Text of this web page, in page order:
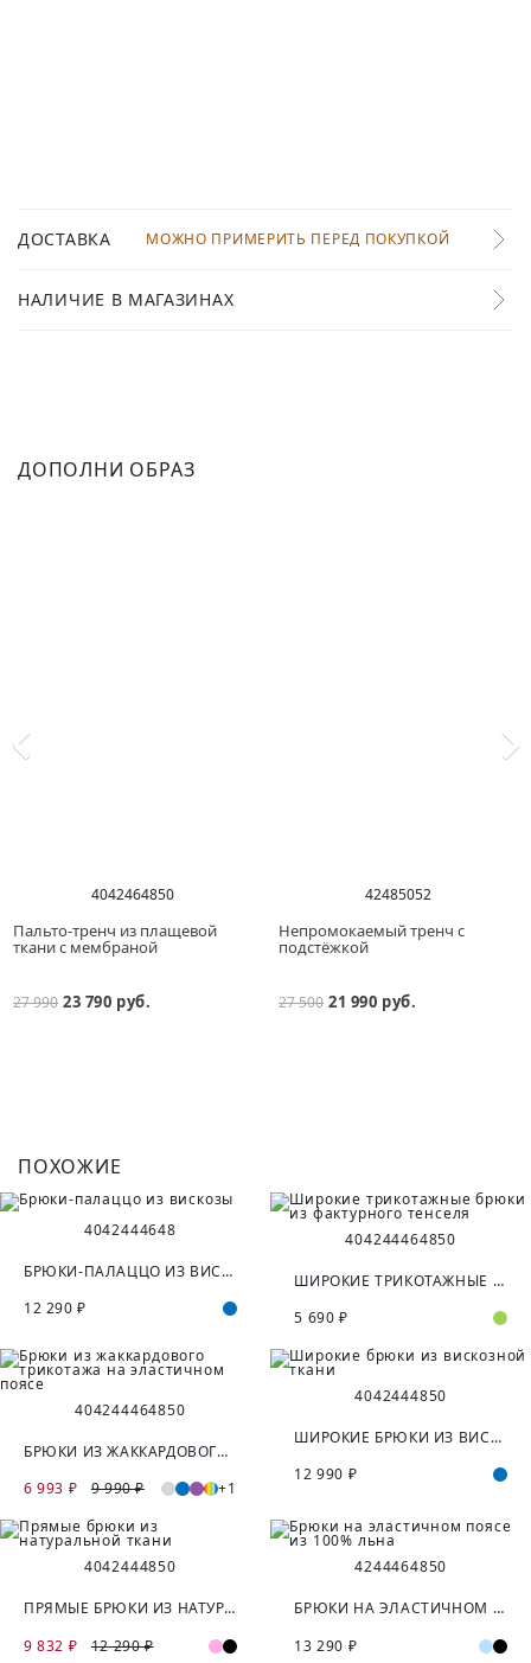
ДОСТАВКА МОЖНО ПРИМЕРИТЬ ПЕРЕД ПОКУПКОЙ
НАЛИЧИЕ В МАГАЗИНАХ
ДОПОЛНИ ОБРАЗ
4042464850
Пальто-тренч из плащевой
ткани с мембраной
27 990 23 790 руб.
42485052
Непромокаемый тренч с
подстёжкой
27 500 21 990 руб.
ПОХОЖИЕ
4042444648
БРЮКИ-ПАЛАЦЦО ИЗ ВИСКОЗЫ
12 290 ₽
404244464850
ШИРОКИЕ ТРИКОТАЖНЫЕ БРЮКИ ИЗ ФАКТУРНОГО ТЕНСЕЛЯ
5 690 ₽
404244464850
БРЮКИ ИЗ ЖАККАРДОВОГО ТРИКОТАЖА НА ЭЛАСТИЧНОМ ПОЯСЕ
6 993 ₽
9 990 ₽ +1
4042444850
ШИРОКИЕ БРЮКИ ИЗ ВИСКОЗНОЙ ТКАНИ
12 990 ₽
4042444850
ПРЯМЫЕ БРЮКИ ИЗ НАТУРАЛЬНОЙ ТКАНИ
9 832 ₽
12 290 ₽
4244464850
БРЮКИ НА ЭЛАСТИЧНОМ ПОЯСЕ ИЗ 100% ЛЬНА
13 290 ₽